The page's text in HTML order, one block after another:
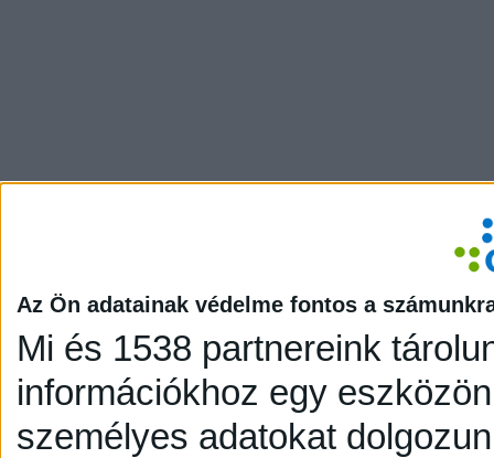
Az Ön adatainak védelme fontos a
Mi és 1538 partnereink
információkhoz egy
személyes adatokat